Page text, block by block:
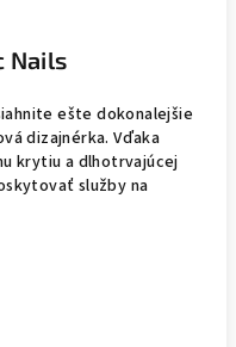
Nails
ešte dokonalejšie
dizajnérka. Vďaka
krytiu a dlhotrvajúcej
služby na